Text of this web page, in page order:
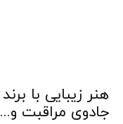
جادوی مراقبت و...